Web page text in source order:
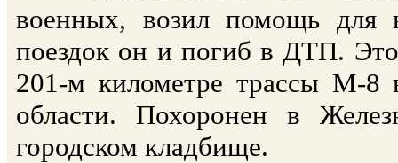
военных, возил помощь
поездок он и погиб в ДТП.
201-м километре трассы М-8
области. Похоронен в
городском кладбище.